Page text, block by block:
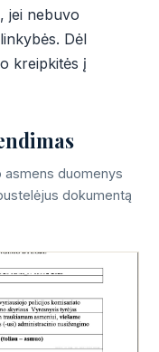
jei nebuvo
Dėl
kreipkitės į
duomenys
dokumentą